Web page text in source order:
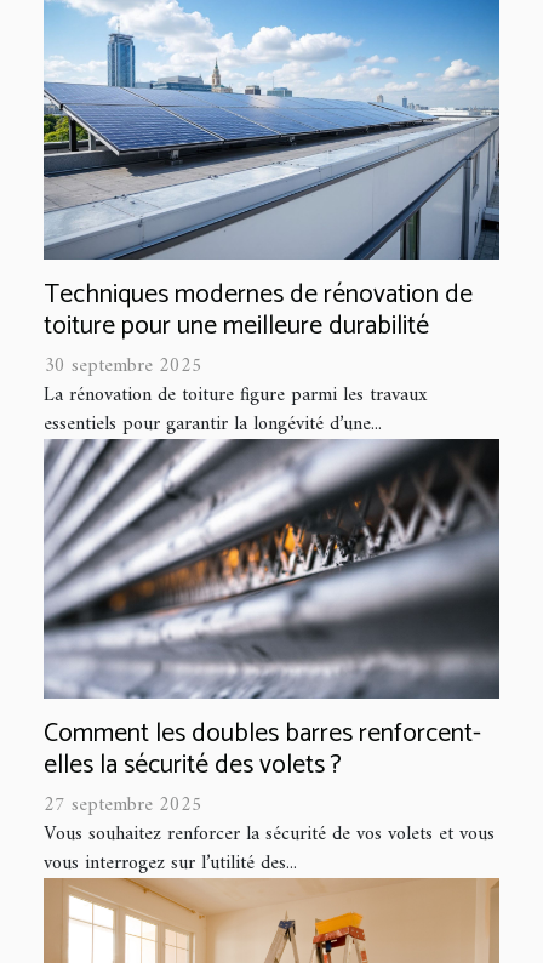
Techniques modernes de rénovation de
toiture pour une meilleure durabilité
30 septembre 2025
La rénovation de toiture figure parmi les travaux
essentiels pour garantir la longévité d’une...
Comment les doubles barres renforcent-
elles la sécurité des volets ?
27 septembre 2025
Vous souhaitez renforcer la sécurité de vos volets et vous
vous interrogez sur l’utilité des...